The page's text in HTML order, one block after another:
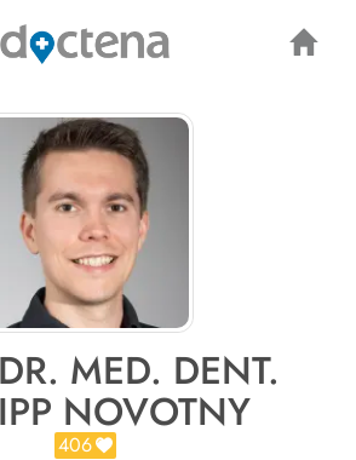
MED. DENT.
NOVOTNY
406